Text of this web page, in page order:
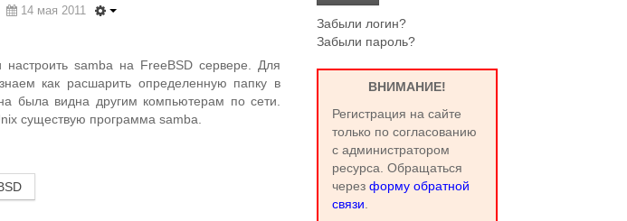
14 мая 2011
samba на FreeBSD сервере. Для
как расшарить определенную папку в
была видна другим компьютерам по сети.
существую программа samba.
Забыли логин?
Забыли пароль?
ВНИМАНИЕ!
Регистрация на сайте
только по согласованию
с администратором
ресурса. Обращаться
через форму обратной
связи